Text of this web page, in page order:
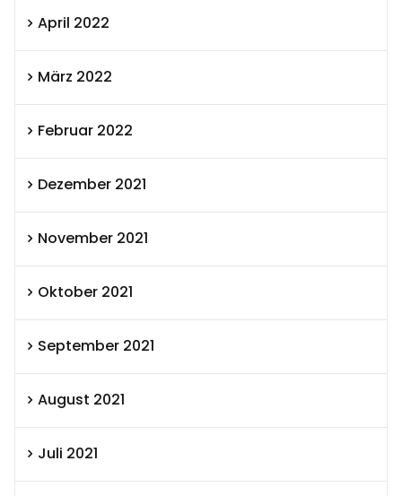
April 2022
März 2022
Februar 2022
Dezember 2021
November 2021
Oktober 2021
September 2021
August 2021
Juli 2021